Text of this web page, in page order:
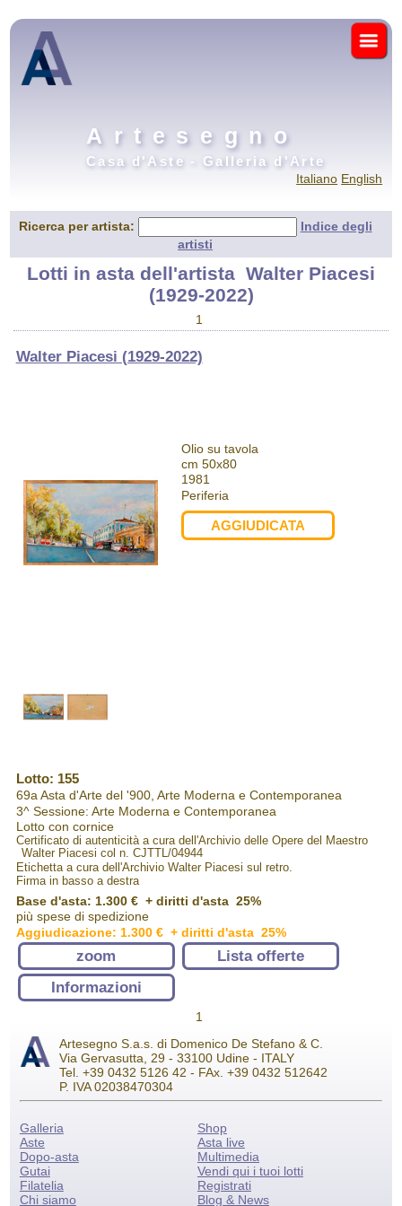
Artesegno
Casa d'Aste - Galleria d'Arte
Italiano English
Ricerca per artista:
Indice degli
artisti
Lotti in asta dell'artista Walter Piacesi
(1929-2022)
1
Walter Piacesi (1929-2022)
Olio su tavola
cm 50x80
1981
Periferia
AGGIUDICATA
Lotto: 155
69a Asta d'Arte del '900, Arte Moderna e Contemporanea
3^ Sessione: Arte Moderna e Contemporanea
Lotto con cornice
Certificato di autenticità a cura dell'Archivio delle Opere del Maestro
Walter Piacesi col n. CJTTL/04944
Etichetta a cura dell'Archivio Walter Piacesi sul retro.
Firma in basso a destra
Base d'asta: 1.300 € + diritti d'asta 25%
più spese di spedizione
Aggiudicazione: 1.300 € + diritti d'asta 25%
zoom
Lista offerte
Informazioni
1
Artesegno S.a.s. di Domenico De Stefano & C.
Via Gervasutta, 29 - 33100 Udine - ITALY
Tel. +39 0432 5126 42 - FAx. +39 0432 512642
P. IVA 02038470304
Galleria
Aste
Dopo-asta
Gutai
Filatelia
Chi siamo
Shop
Asta live
Multimedia
Vendi qui i tuoi lotti
Registrati
Blog & News